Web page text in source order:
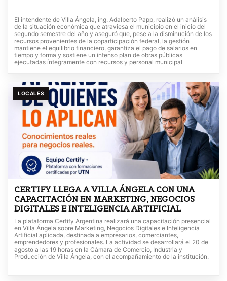
El intendente de Villa Ángela, ing. Adalberto Papp, realizó un análisis
de la situación económica que atraviesa el municipio en el inicio del
segundo semestre del año y aseguró que, pese a la disminución de los
recursos provenientes de la coparticipación federal, la gestión
mantiene el equilibrio financiero, garantiza el pago de salarios en
tiempo y forma y sostiene un intenso plan de obras públicas
ejecutadas íntegramente con recursos y personal municipal
LOCALES
CERTIFY LLEGA A VILLA ÁNGELA CON UNA
CAPACITACIÓN EN MARKETING, NEGOCIOS
DIGITALES E INTELIGENCIA ARTIFICIAL
La plataforma Certify Argentina realizará una capacitación presencial
en Villa Ángela sobre Marketing, Negocios Digitales e Inteligencia
Artificial aplicada, destinada a empresarios, comerciantes,
emprendedores y profesionales. La actividad se desarrollará el 20 de
agosto a las 19 horas en la Cámara de Comercio, Industria y
Producción de Villa Ángela, con el acompañamiento de la institución.